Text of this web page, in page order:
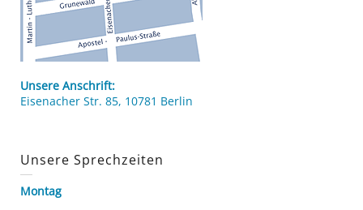
Unsere Anschrift:
Eisenacher Str. 85, 10781 Berlin
Unsere Sprechzeiten
Montag